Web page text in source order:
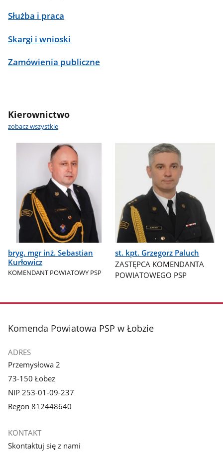
Służba i praca
Skargi i wnioski
Zamówienia publiczne
Kierownictwo
zobacz wszystkie
bryg. mgr inż. Sebastian
Kurłowicz
KOMENDANT POWIATOWY PSP
st. kpt. Grzegorz Paluch
ZASTĘPCA KOMENDANTA
POWIATOWEGO PSP
stopka
Komenda Powiatowa PSP w Łobzie
ADRES
Przemysłowa 2
73-150 Łobez
NIP 253-01-09-237
Regon 812448640
KONTAKT
Skontaktuj się z nami